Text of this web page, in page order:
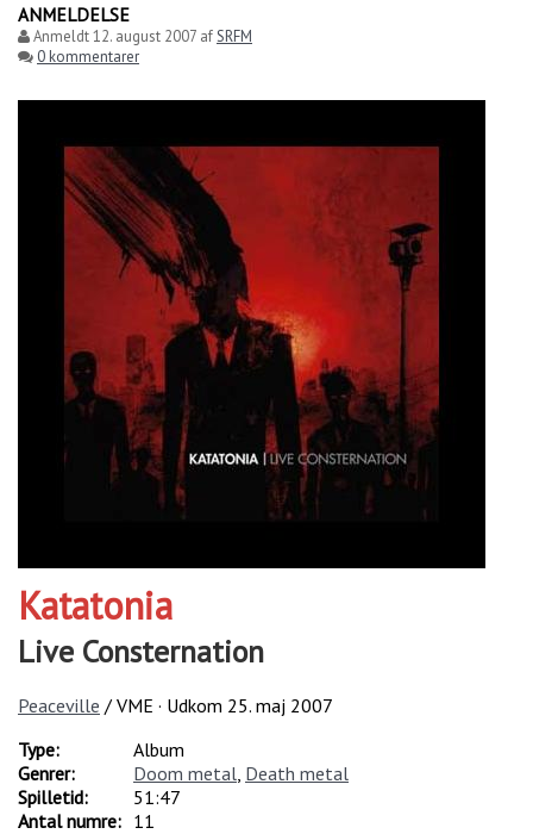
ANMELDELSE
Anmeldt12. august 2007 afSRFM
0 kommentarer
Katatonia
Live Consternation
Peaceville / VME · Udkom 25. maj 2007
Type:
Album
Genrer:
Doom metal Death metal
Spilletid:
51:47
Antal numre: 11